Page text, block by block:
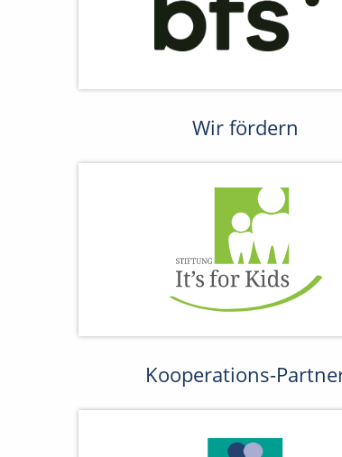
Wir fördern
Kooperations-